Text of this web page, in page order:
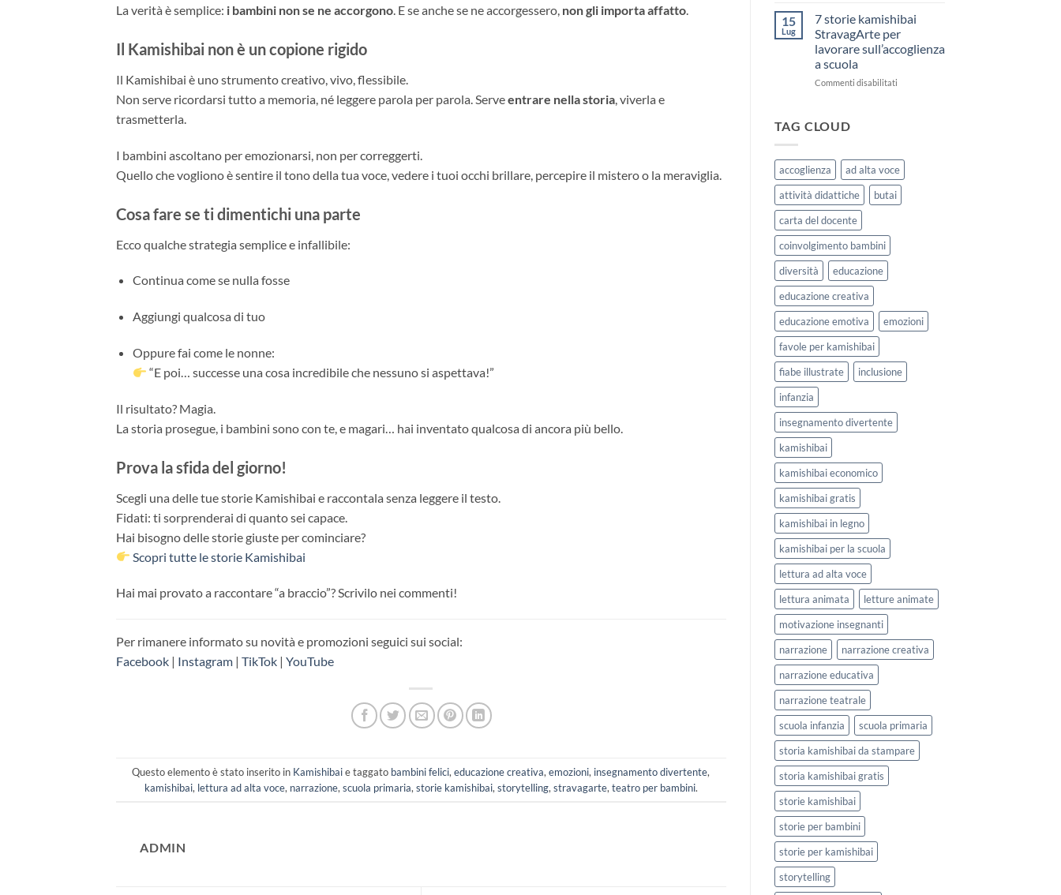
La verità è semplice: i bambini non se ne accorgono. E se anche se ne accorgessero, non gli importa affatto.
Il Kamishibai non è un copione rigido
Il Kamishibai è uno strumento creativo, vivo, flessibile.
Non serve ricordarsi tutto a memoria, né leggere parola per parola. Serveentrare nella storia, viverla e
trasmetterla.
I bambini ascoltano per emozionarsi, non per correggerti.
Quello che vogliono è sentire il tono della tua voce, vedere i tuoi occhi brillare, percepire il mistero o la meraviglia.
Cosa fare se ti dimentichi una parte
Ecco qualche strategia semplice e infallibile:
Continua come se nulla fosse
Aggiungi qualcosa di tuo
Oppure fai come le nonne:
“E poi… successe una cosa incredibile che nessuno si aspettava!”
Il risultato? Magia.
La storia prosegue, i bambini sono con te, e magari… hai inventato qualcosa di ancora più bello.
Prova la sfida del giorno!
Scegli una delle tue storie Kamishibai e raccontala senza leggere il testo.
Fidati: ti sorprenderai di quanto sei capace.
Hai bisogno delle storie giuste per cominciare?
Scopri tutte le storie Kamishibai
Hai mai provato a raccontare “a braccio”? Scrivilo nei commenti!
Per rimanere informato su novità e promozioni seguici sui social:
Facebook | Instagram | TikTok | YouTube
Questo elemento è stato inserito in Kamishibaie taggato bambini felici,educazione creativa,emozioni, insegnamento divertente,
kamishibai, lettura ad alta voce, narrazione, scuola primaria, storie kamishibai, storytelling, stravagarte, teatro per bambini.
ADMIN
i
bambini
Kamishibai
Gratis
sull’Accoglienza:
La
delle
2026
15
Lug
7 storie kamishibai
StravagArte per
lavorare sull’accoglienza
a scuola
Commenti disabilitatisu
lavorare
sull’accoglienza
a
scuola
TAG CLOUD
accoglienza
ad alta voce
attività didattiche
butai
carta del docente
coinvolgimento bambini
diversità
educazione
educazione creativa
educazione emotiva
emozioni
favole per kamishibai
fiabe illustrate
inclusione
infanzia
insegnamento divertente
kamishibai
kamishibai economico
kamishibai gratis
kamishibai in legno
kamishibai per la scuola
lettura ad alta voce
lettura animata
letture animate
motivazione insegnanti
narrazione
narrazione creativa
narrazione educativa
narrazione teatrale
scuola infanzia
scuola primaria
storia kamishibai da stampare
storia kamishibai gratis
storie kamishibai
storie per bambini
storie per kamishibai
storytelling